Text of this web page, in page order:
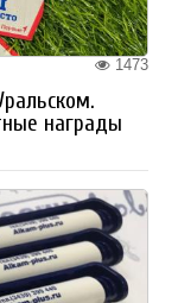
1473
награды